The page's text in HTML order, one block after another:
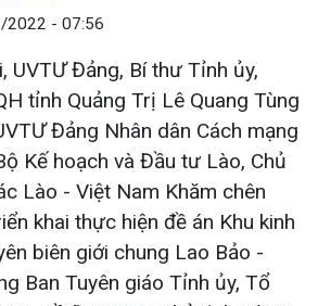
2022 - 07:56
UVTƯ Đảng, Bí thư Tỉnh ủy,
tỉnh Quảng Trị Lê Quang Tùng
Đảng Nhân dân Cách mạng
Kế hoạch và Đầu tư Lào, Chủ
Lào - Việt Nam Khăm chên
khai thực hiện đề án Khu kinh
biên giới chung Lao Bảo -
Ban Tuyên giáo Tỉnh ủy, Tổ